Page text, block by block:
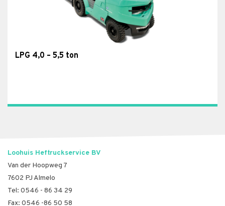
LPG 4,0 – 5,5 ton
Loohuis Heftruckservice BV
Van der Hoopweg 7
7602 PJ Almelo
Tel: 0546 - 86 34 29
Fax: 0546 -86 50 58